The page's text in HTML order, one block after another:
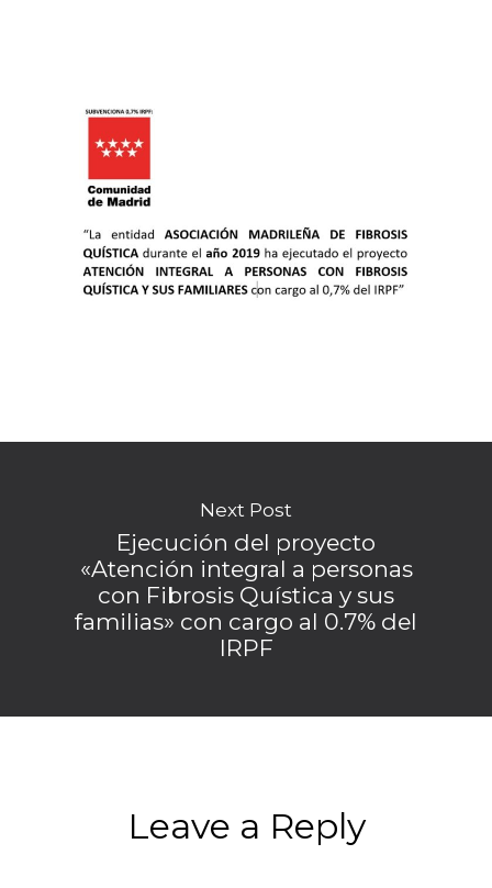
Next Post
Ejecución del proyecto
«Atención integral a personas
con Fibrosis Quística y sus
familias» con cargo al 0.7% del
IRPF
Leave a Reply